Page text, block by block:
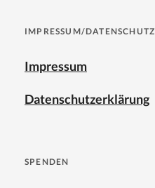
IMPRESSUM/DATENSCHUTZ
Impressum
Datenschutzerklärung
SPENDEN